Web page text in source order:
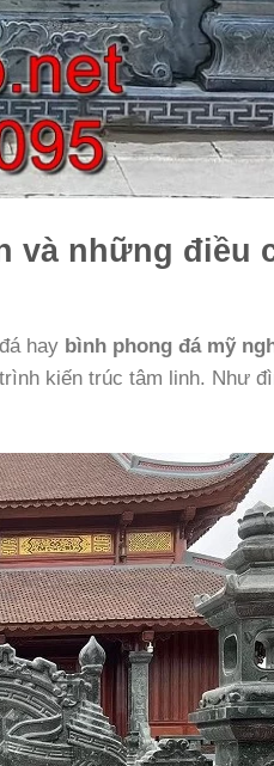
và những điều
hay bình phong đá mỹ
kiến trúc tâm linh. Như